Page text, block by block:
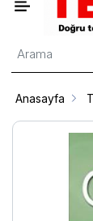
Anasayfa